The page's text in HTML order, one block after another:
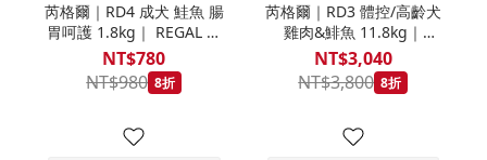
芮格爾｜RD4 成犬 鮭魚 腸
胃呵護 1.8kg｜ REGAL 天
然犬糧 狗飼料
NT$780
NT$980 8折
芮格爾｜RD3 體控/高齡犬
雞肉&鯡魚 11.8kg｜
REGAL 天然犬糧 狗飼料
NT$3,040
NT$3,800 8折